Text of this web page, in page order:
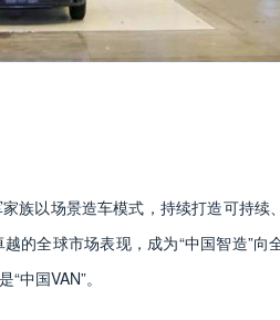
族以场景造车模式，持续打造可持续
的全球市场表现，成为“中国智造”向
中国VAN”。